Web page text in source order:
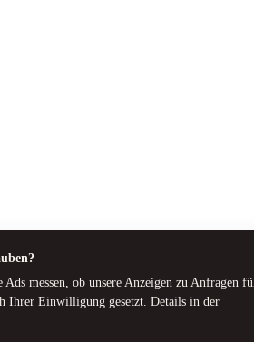
messen, ob unsere Anzeigen zu Anfragen
Ihrer Einwilligung gesetzt. Details in der